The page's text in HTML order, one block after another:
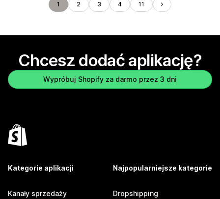
1 2 3 4 11
Chcesz dodać aplikację?
Wypróbuj Shopify za darmo przez 3 dni
Kategorie aplikacji
Kanały sprzedaży
Najpopularniejsze kategorie
Dropshipping